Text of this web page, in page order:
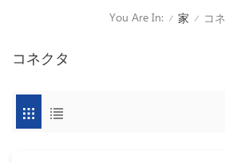
You Are In: / 家 / コ
コネクタ